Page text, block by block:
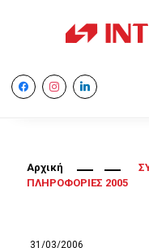
facebookinstagramlinkedin
Αρχική
ΠΛΗΡΟΦΟΡΙΕΣ 2005
31/03/2006